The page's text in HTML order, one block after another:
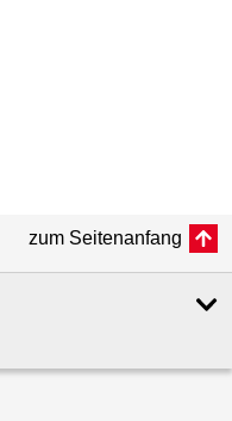
zum Seitenanfang